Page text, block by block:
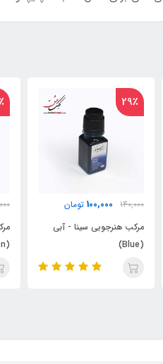
29٪
140,000
100,000 تومان
مرکب هنرجویی سینا - سبز
(Green)